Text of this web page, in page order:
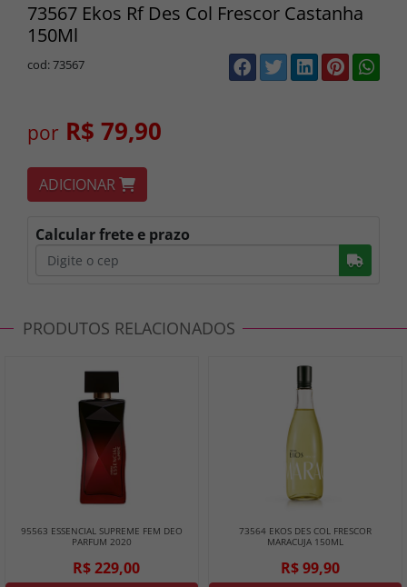
73567 Ekos Rf Des Col Frescor Castanha
150Ml
cod: 73567
por R$ 79,90
ADICIONAR
Calcular frete e prazo
PRODUTOS RELACIONADOS
95563 ESSENCIAL SUPREME FEM DEO
PARFUM 2020
R$ 229,00
73564 EKOS DES COL FRESCOR
MARACUJA 150ML
R$ 99,90